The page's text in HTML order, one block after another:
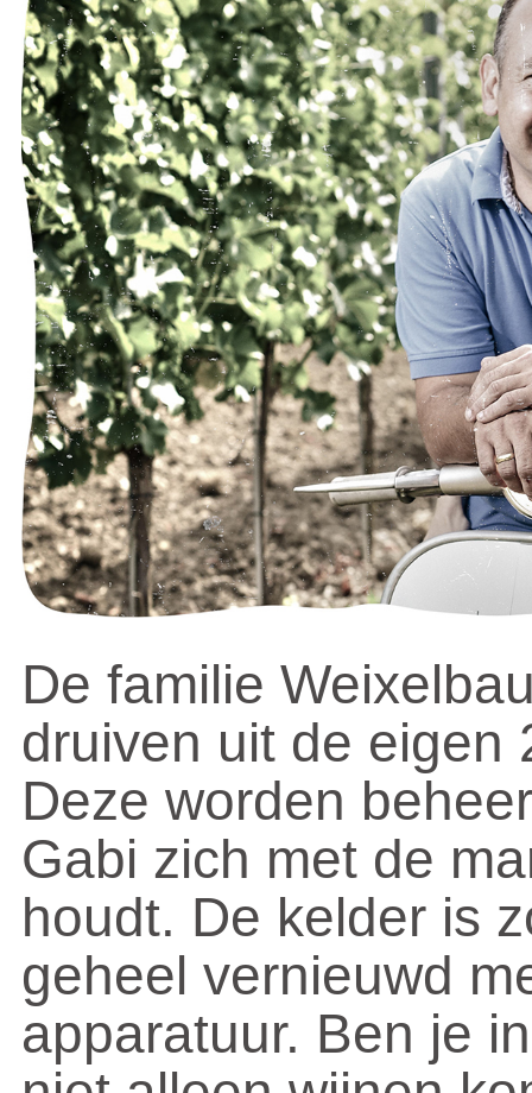
De familie
druiven uit de eigen
Deze worden
Gabi zich met de
houdt. De kelder is
geheel vernieuwd
apparatuur. Ben je